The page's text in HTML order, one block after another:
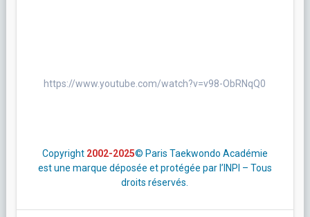
https://www.youtube.com/watch?v=v98-ObRNqQ0
Copyright 2002-2025© Paris Taekwondo Académie
est une marque déposée et protégée par l’INPI – Tous
droits réservés.